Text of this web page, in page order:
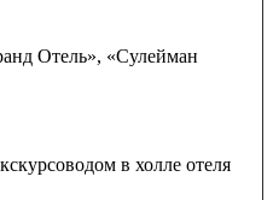
Отель», «Сулейман
в холле отеля